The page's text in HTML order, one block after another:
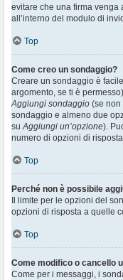
evitare che una firma
all’interno del modulo di
Top
Come creo un sondaggio?
Creare un sondaggio è
argomento, se ti è
Aggiungi sondaggio (se non
sondaggio e almeno due
suAggiungi un’opzione).
numero di opzioni di
Top
Perché non è possibile
Il limite per le opzioni del
opzioni di risposta a quelle
Top
Come modifico o cancello
Come per i messaggi, i